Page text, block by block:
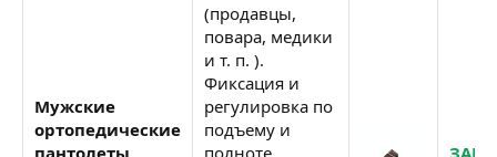
Мужские
ортопедические
пантолеты
(продавцы,
повара, медики
и т. п. ).
Фиксация и
регулировка по
подъему и
полноте